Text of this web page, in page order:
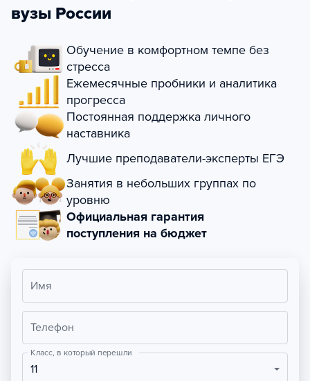
вузы России
Обучение в комфортном темпе без
стресса
Ежемесячные пробники и аналитика
прогресса
Постоянная поддержка личного
наставника
Лучшие преподаватели-эксперты ЕГЭ
Занятия в небольших группах по
уровню
Официальная гарантия
поступления на бюджет
Имя
Телефон
Класс, в который перешли
11